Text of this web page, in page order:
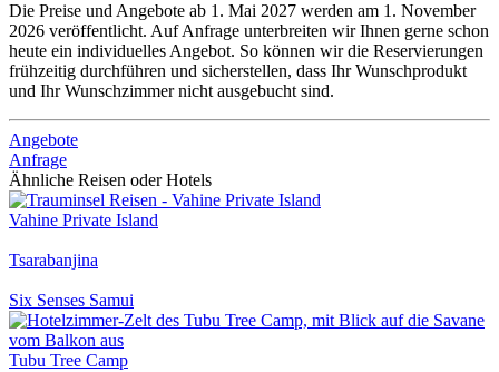
Die Preise und Angebote ab 1. Mai 2027 werden am 1. November
2026 veröffentlicht. Auf Anfrage unterbreiten wir Ihnen gerne schon
heute ein individuelles Angebot. So können wir die Reservierungen
frühzeitig durchführen und sicherstellen, dass Ihr Wunschprodukt
und Ihr Wunschzimmer nicht ausgebucht sind.
Angebote
Anfrage
Ähnliche Reisen oder Hotels
Vahine Private Island
Tsarabanjina
Six Senses Samui
Tubu Tree Camp